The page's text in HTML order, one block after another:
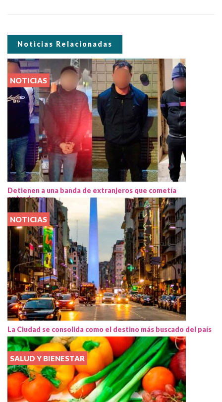
Noticias Relacionadas
NOTICIAS
Detienen a una banda de extranjeros que cometía
entraderas
NOTICIAS
La Ciudad se consolida como el destino más buscado del país
SALUD Y BIENESTAR